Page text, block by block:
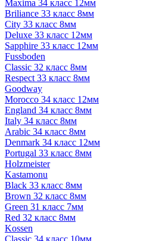
Maxima 34 класс 12мм
Briliance 33 класс 8мм
City 33 класс 8мм
Deluxe 33 класс 12мм
Sapphire 33 класс 12мм
Fussboden
Classic 32 класс 8мм
Respect 33 класс 8мм
Goodway
Morocco 34 класс 12мм
England 34 класс 8мм
Italy 34 класс 8мм
Arabic 34 класс 8мм
Denmark 34 класс 12мм
Portugal 33 класс 8мм
Holzmeister
Kastamonu
Black 33 класс 8мм
Brown 32 класс 8мм
Green 31 класс 7мм
Red 32 класс 8мм
Kossen
Classic 34 класс 10мм